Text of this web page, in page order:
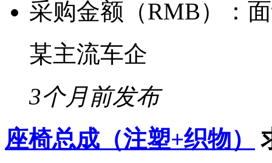
采购金额（RMB）：
某主流车企
3个月前发布
座椅总成（注塑+织物）